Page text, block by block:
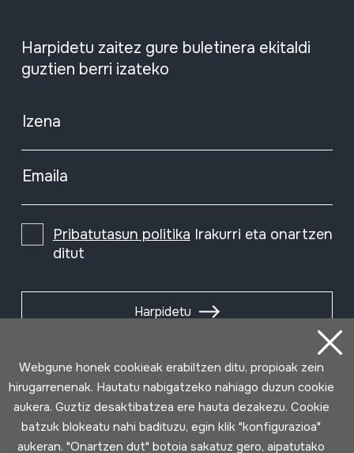
Harpidetu zaitez gure buletinera ekitaldi
guztien berri izateko
Izena
Emaila
Pribatutasun politika Irakurri eta onartzen
ditut
Harpidetu
Webgune honek cookieak erabiltzen ditu, propioak zein
hirugarrenenak. Hautatu nabigatzeko nahiago duzun cookie
aukera. Guztiz desaktibatzea ere hauta dezakezu. Cookie
batzuk blokeatu nahi badituzu, egin klik "konfigurazioa"
aukeran. "Onartzen dut" botoia sakatuz gero, aipatutako